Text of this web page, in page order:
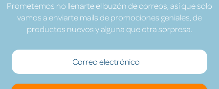
Prometemos no llenarte el buzón de correos, así que solo
vamos a enviarte mails de promociones geniales, de
productos nuevos y alguna que otra sorpresa.